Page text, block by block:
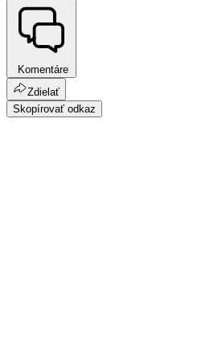
Komentáre
Zdielať
Skopírovať odkaz